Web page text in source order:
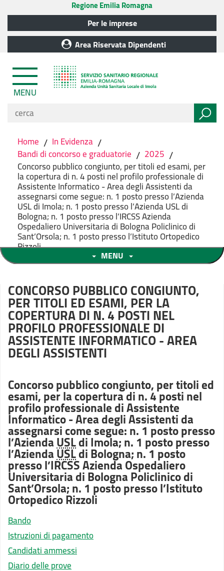
Regione Emilia Romagna
Per le imprese
Area Riservata Dipendenti
MENU
Home / In Evidenza /
Bandi di concorso e graduatorie / 2025 /
Concorso pubblico congiunto, per titoli ed esami, per
la copertura di n. 4 posti nel profilo professionale di
Assistente Informatico - Area degli Assistenti da
assegnarsi come segue: n. 1 posto presso l’Azienda
USL di Imola; n. 1 posto presso l’Azienda USL di
Bologna; n. 1 posto presso l’IRCSS Azienda
Ospedaliero Universitaria di Bologna Policlinico di
Sant’Orsola; n. 1 posto presso l’Istituto Ortopedico
Rizzoli
MENU
CONCORSO PUBBLICO CONGIUNTO,
PER TITOLI ED ESAMI, PER LA
COPERTURA DI N. 4 POSTI NEL
PROFILO PROFESSIONALE DI
ASSISTENTE INFORMATICO - AREA
DEGLI ASSISTENTI
Concorso pubblico congiunto, per titoli ed
esami, per la copertura di n. 4 posti nel
profilo professionale di Assistente
Informatico - Area degli Assistenti da
assegnarsi come segue: n. 1 posto presso
l’AziendaUSLdi Imola; n. 1 posto presso
l’AziendaUSLdi Bologna; n. 1 posto
presso l’IRCSS Azienda Ospedaliero
Universitaria di Bologna Policlinico di
Sant’Orsola; n. 1 posto presso l’Istituto
Ortopedico Rizzoli
Bando
Istruzioni di pagamento
Candidati ammessi
Diario delle prove